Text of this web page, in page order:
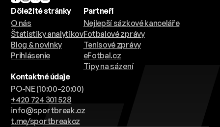
Dôležité stránky
O nás
Štatistiky analytikov
Blog & novinky
Prihlásenie
Partneři
Nejlepší sázkové kanceláře
Fotbalové zprávy
Tenisové zprávy
eFotbal.cz
Tipy na sázení
Kontaktné údaje
PO-NE (10:00–20:00)
+420 724 301 528
info@sportbreak.cz
t.me/sportbreakcz